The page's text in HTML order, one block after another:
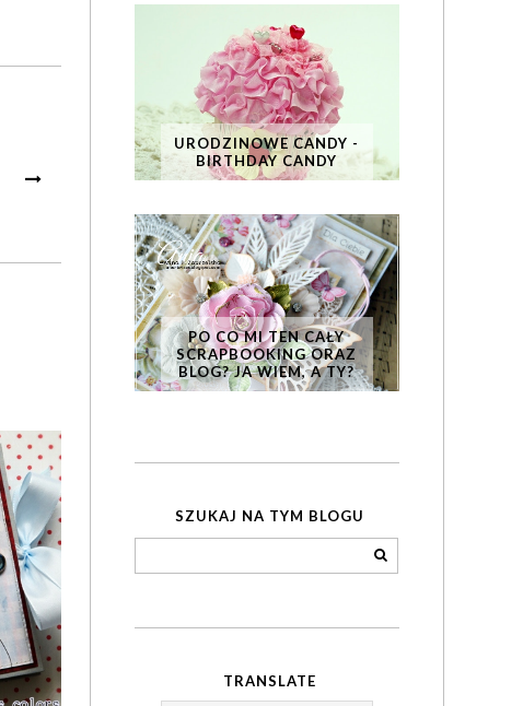
URODZINOWE CANDY -
BIRTHDAY CANDY
PO CO MI TEN CAŁY
SCRAPBOOKING ORAZ
BLOG? JA WIEM, A TY?
SZUKAJ NA TYM BLOGU
TRANSLATE